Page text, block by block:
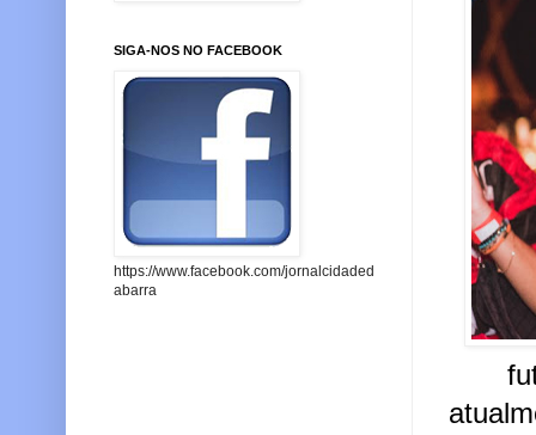
SIGA-NOS NO FACEBOOK
https://www.facebook.com/jornalcidaded
abarra